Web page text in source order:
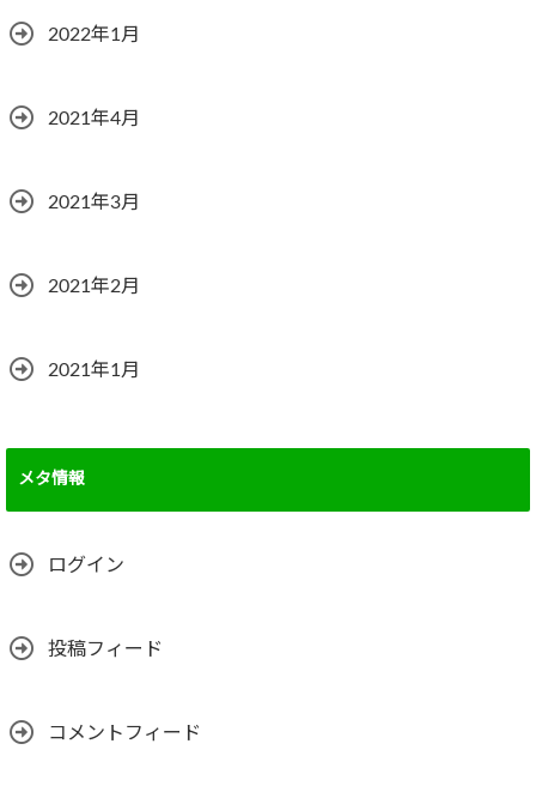
2022年1月
2021年4月
2021年3月
2021年2月
2021年1月
メタ情報
ログイン
投稿フィード
コメントフィード